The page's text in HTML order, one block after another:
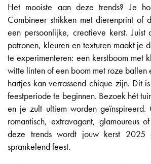
Het mooiste aan deze trends? Je
Combineer strikken met dierenprint of
een persoonlijke, creatieve kerst. Juist
patronen, kleuren en texturen maakt je
te experimenteren: een kerstboom met
witte linten of een boom met roze ballen
hartjes kan verrassend chique zijn. Dit
feestperiode te beginnen. Bezoek hét
en je zult ultiem worden
romantisch, extravagant, glamoureus
deze trends wordt jouw kerst 2025
sprankelend feest.